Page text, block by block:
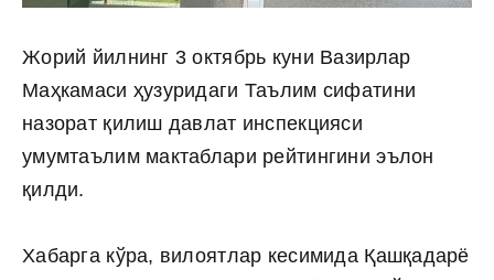
Жорий йилнинг 3 октябрь куни Вазирлар
Маҳкамаси ҳузуридаги Таълим сифатини
назорат қилиш давлат инспекцияси
умумтаълим мактаблари рейтингини эълон
қилди.
Хабарга кўра, вилоятлар кесимида Қашқадарё